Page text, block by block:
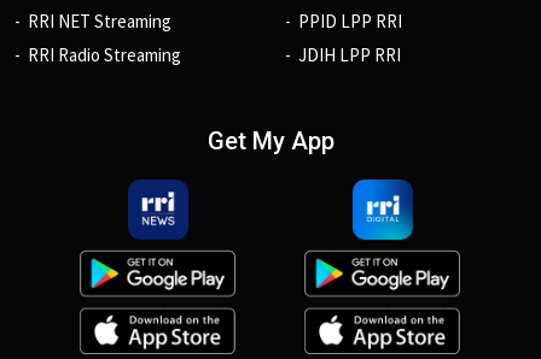
RRI NET Streaming
RRI Radio Streaming
PPID LPP RRI
JDIH LPP RRI
Get My App